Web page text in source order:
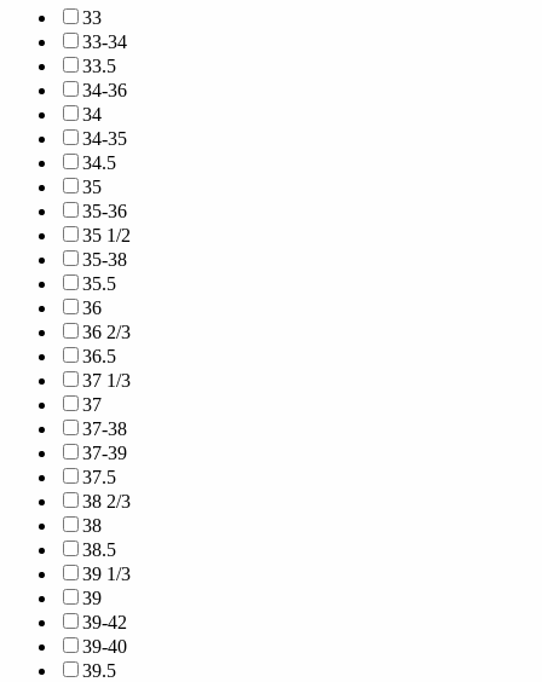
33
33-34
33.5
34-36
34
34-35
34.5
35
35-36
35 1/2
35-38
35.5
36
36 2/3
36.5
37 1/3
37
37-38
37-39
37.5
38 2/3
38
38.5
39 1/3
39
39-42
39-40
39.5